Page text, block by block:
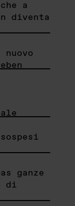
a
diventa
ganze
di